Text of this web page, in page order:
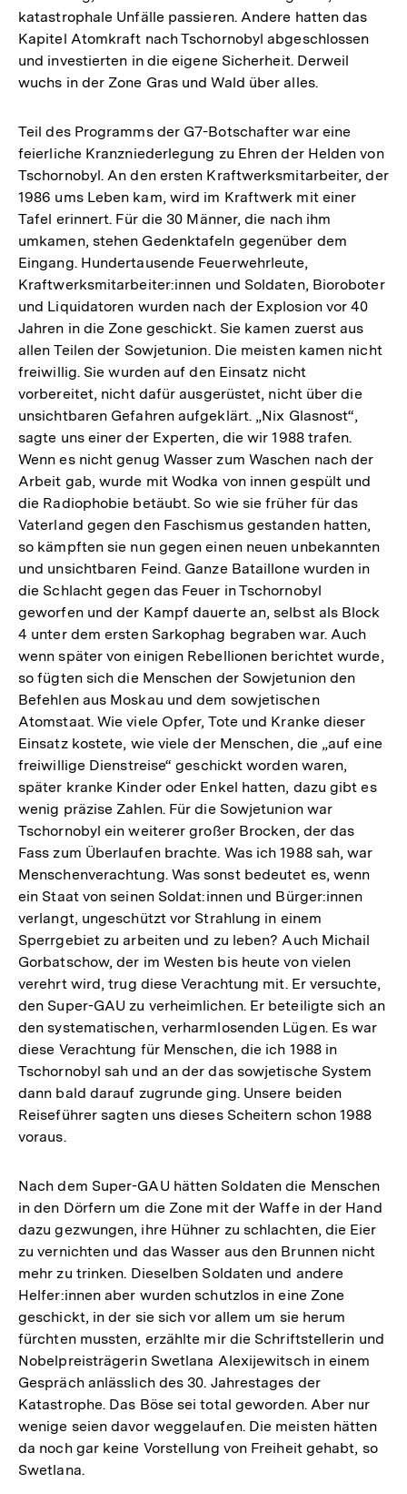
katastrophale Unfälle passieren. Andere hatten das
Kapitel Atomkraft nach Tschornobyl abgeschlossen
und investierten in die eigene Sicherheit. Derweil
wuchs in der Zone Gras und Wald über alles.
Teil des Programms der G7-Botschafter war eine
feierliche Kranzniederlegung zu Ehren der Helden von
Tschornobyl. An den ersten Kraftwerksmitarbeiter, der
1986 ums Leben kam, wird im Kraftwerk mit einer
Tafel erinnert. Für die 30 Männer, die nach ihm
umkamen, stehen Gedenktafeln gegenüber dem
Eingang. Hundertausende Feuerwehrleute,
Kraftwerksmitarbeiter:innen und Soldaten, Bioroboter
und Liquidatoren wurden nach der Explosion vor 40
Jahren in die Zone geschickt. Sie kamen zuerst aus
allen Teilen der Sowjetunion. Die meisten kamen nicht
freiwillig. Sie wurden auf den Einsatz nicht
vorbereitet, nicht dafür ausgerüstet, nicht über die
unsichtbaren Gefahren aufgeklärt. „Nix Glasnost“,
sagte uns einer der Experten, die wir 1988 trafen.
Wenn es nicht genug Wasser zum Waschen nach der
Arbeit gab, wurde mit Wodka von innen gespült und
die Radiophobie betäubt. So wie sie früher für das
Vaterland gegen den Faschismus gestanden hatten,
so kämpften sie nun gegen einen neuen unbekannten
und unsichtbaren Feind. Ganze Bataillone wurden in
die Schlacht gegen das Feuer in Tschornobyl
geworfen und der Kampf dauerte an, selbst als Block
4 unter dem ersten Sarkophag begraben war. Auch
wenn später von einigen Rebellionen berichtet wurde,
so fügten sich die Menschen der Sowjetunion den
Befehlen aus Moskau und dem sowjetischen
Atomstaat. Wie viele Opfer, Tote und Kranke dieser
Einsatz kostete, wie viele der Menschen, die „auf eine
freiwillige Dienstreise“ geschickt worden waren,
später kranke Kinder oder Enkel hatten, dazu gibt es
wenig präzise Zahlen. Für die Sowjetunion war
Tschornobyl ein weiterer großer Brocken, der das
Fass zum Überlaufen brachte. Was ich 1988 sah, war
Menschenverachtung. Was sonst bedeutet es, wenn
ein Staat von seinen Soldat:innen und Bürger:innen
verlangt, ungeschützt vor Strahlung in einem
Sperrgebiet zu arbeiten und zu leben? Auch Michail
Gorbatschow, der im Westen bis heute von vielen
verehrt wird, trug diese Verachtung mit. Er versuchte,
den Super-GAU zu verheimlichen. Er beteiligte sich an
den systematischen, verharmlosenden Lügen. Es war
diese Verachtung für Menschen, die ich 1988 in
Tschornobyl sah und an der das sowjetische System
dann bald darauf zugrunde ging. Unsere beiden
Reiseführer sagten uns dieses Scheitern schon 1988
voraus.
Nach dem Super-GAU hätten Soldaten die Menschen
in den Dörfern um die Zone mit der Waffe in der Hand
dazu gezwungen, ihre Hühner zu schlachten, die Eier
zu vernichten und das Wasser aus den Brunnen nicht
mehr zu trinken. Dieselben Soldaten und andere
Helfer:innen aber wurden schutzlos in eine Zone
geschickt, in der sie sich vor allem um sie herum
fürchten mussten, erzählte mir die Schriftstellerin und
Nobelpreisträgerin Swetlana Alexijewitsch in einem
Gespräch anlässlich des 30. Jahrestages der
Katastrophe. Das Böse sei total geworden. Aber nur
wenige seien davor weggelaufen. Die meisten hätten
da noch gar keine Vorstellung von Freiheit gehabt, so
Swetlana.